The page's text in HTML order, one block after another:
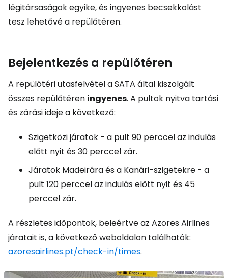
légitársaságok egyike, és ingyenes becsekkolást
tesz lehetővé a repülőtéren.
Bejelentkezés a repülőtéren
A repülőtéri utasfelvétel a SATA által kiszolgált
összes repülőtéren ingyenes. A pultok nyitva tartási
és zárási ideje a következő:
Szigetközi járatok - a pult 90 perccel az indulás
előtt nyit és 30 perccel zár.
Járatok Madeirára és a Kanári-szigetekre - a
pult 120 perccel az indulás előtt nyit és 45
perccel zár.
A részletes időpontok, beleértve az Azores Airlines
járatait is, a következő weboldalon találhatók:
azoresairlines.pt/check-in/times.